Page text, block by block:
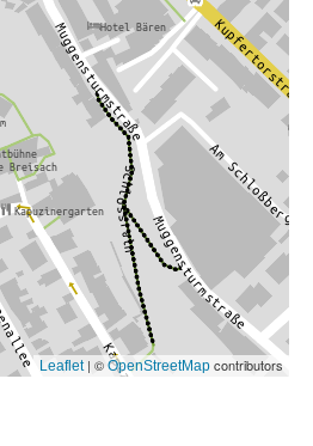
Leaflet| © OpenStreetMap contributors